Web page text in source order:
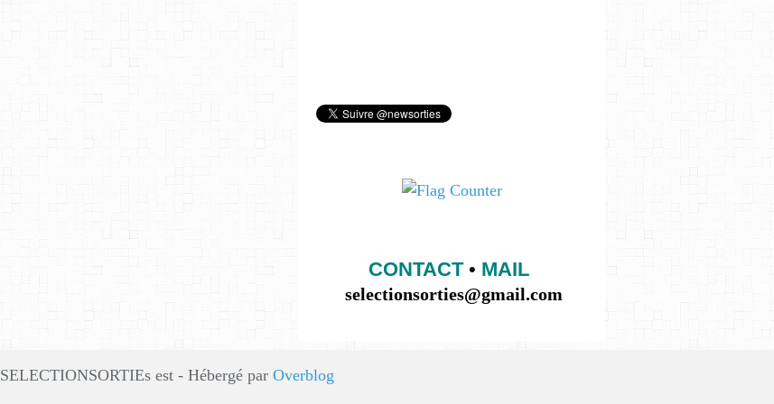
CONTACT• MAIL
selectionsorties@gmail.com
SELECTIONSORTIEs est - Hébergé par Overblog